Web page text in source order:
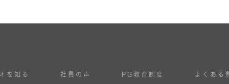
を知る 社員の声 PG教育制度 よくある